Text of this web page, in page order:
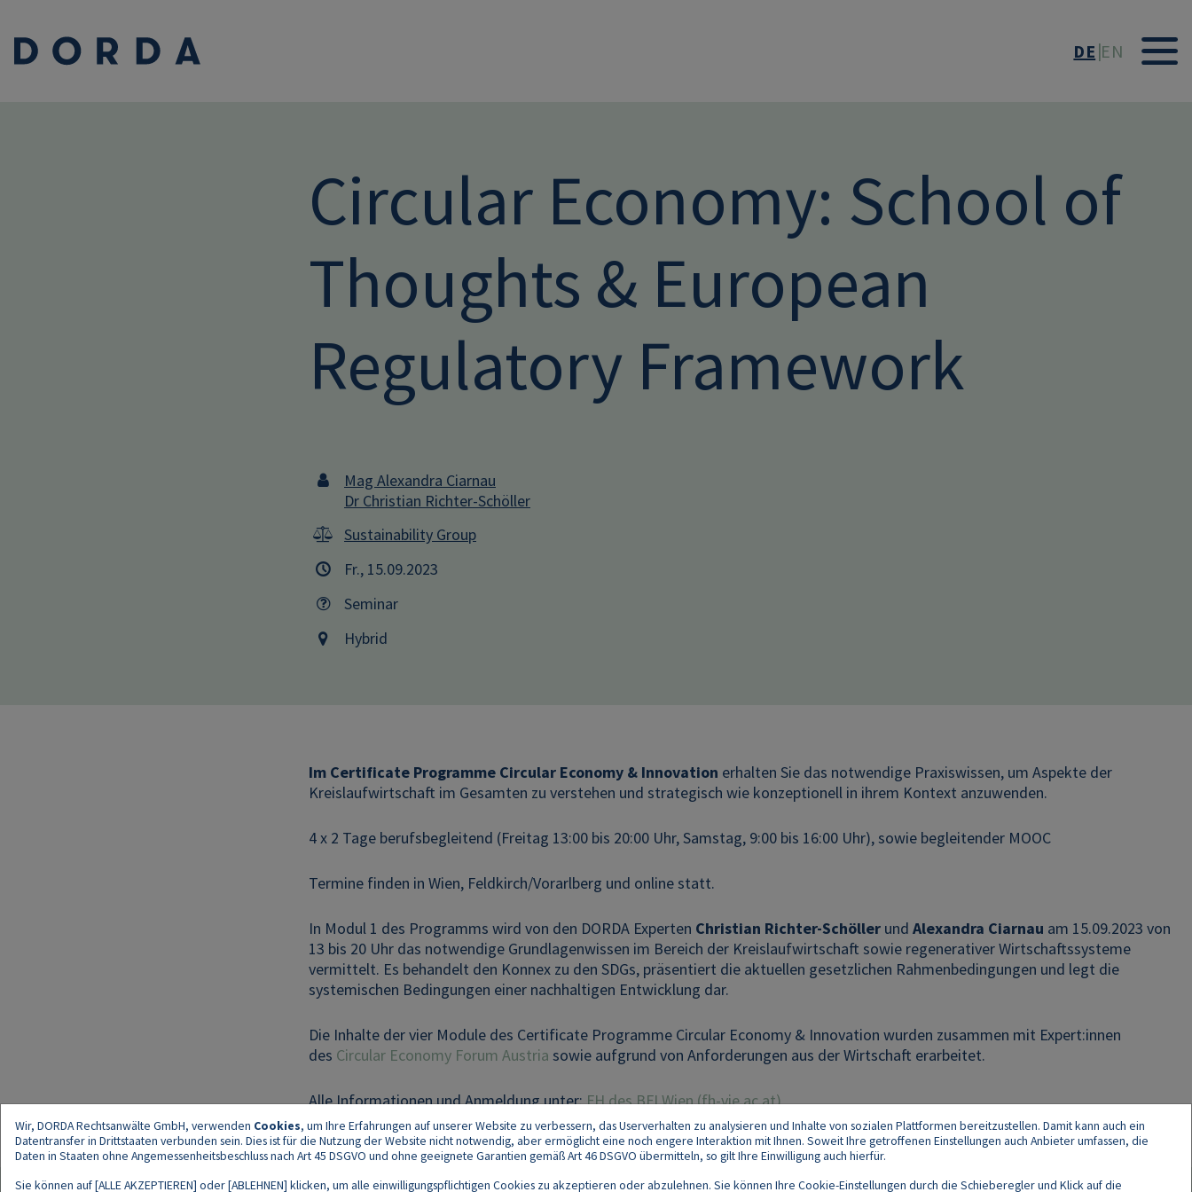
DE EN
Circular Economy: School of
Thoughts & European
Regulatory Framework
Mag Alexandra Ciarnau
Dr Christian Richter-Schöller
Sustainability Group
Fr., 15.09.2023
Seminar
Hybrid
Im Certificate Programme Circular Economy & Innovation erhalten Sie das notwendige Praxiswissen, um Aspekte der
Kreislaufwirtschaft im Gesamten zu verstehen und strategisch wie konzeptionell in ihrem Kontext anzuwenden.
4 x 2 Tage berufsbegleitend (Freitag 13:00 bis 20:00 Uhr, Samstag, 9:00 bis 16:00 Uhr), sowie begleitender MOOC
Termine finden in Wien, Feldkirch/Vorarlberg und online statt.
In Modul 1 des Programms wird von den DORDA Experten Christian Richter-Schöller und Alexandra Ciarnau am 15.09.2023 von
13 bis 20 Uhr das notwendige Grundlagenwissen im Bereich der Kreislaufwirtschaft sowie regenerativer Wirtschaftssysteme
vermittelt. Es behandelt den Konnex zu den SDGs, präsentiert die aktuellen gesetzlichen Rahmenbedingungen und legt die
systemischen Bedingungen einer nachhaltigen Entwicklung dar.
Die Inhalte der vier Module des Certificate Programme Circular Economy & Innovation wurden zusammen mit Expert:innen
des Circular Economy Forum Austria sowie aufgrund von Anforderungen aus der Wirtschaft erarbeitet.
Alle Informationen und Anmeldung unter:FH des BFI Wien (fh-vie.ac.at)
Wir, DORDA Rechtsanwälte GmbH, verwenden Cookies, um Ihre Erfahrungen auf unserer Website zu verbessern, das Userverhalten zu analysieren und Inhalte von sozialen Plattformen bereitzustellen. Damit kann auch ein
Datentransfer in Drittstaaten verbunden sein. Dies ist für die Nutzung der Website nicht notwendig, aber ermöglicht eine noch engere Interaktion mit Ihnen. Soweit Ihre getroffenen Einstellungen auch Anbieter umfassen, die
Daten in Staaten ohne Angemessenheitsbeschluss nach Art 45 DSGVO und ohne geeignete Garantien gemäß Art 46 DSGVO übermitteln, so gilt Ihre Einwilligung auch hierfür.
Sie können auf [ALLE AKZEPTIEREN] oder [ABLEHNEN] klicken, um alle einwilligungspflichtigen Cookies zu akzeptieren oder abzulehnen. Sie können Ihre Cookie-Einstellungen durch die Schieberegler und Klick auf die